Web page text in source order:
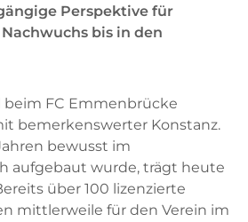
Perspektive für
bis in den
beim FC Emmenbrücke
bemerkenswerter Konstanz.
bewusst im
aufgebaut wurde, trägt heute
über 100 lizenzierte
mittlerweile für den Verein im